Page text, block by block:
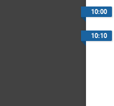
10:00
10:10